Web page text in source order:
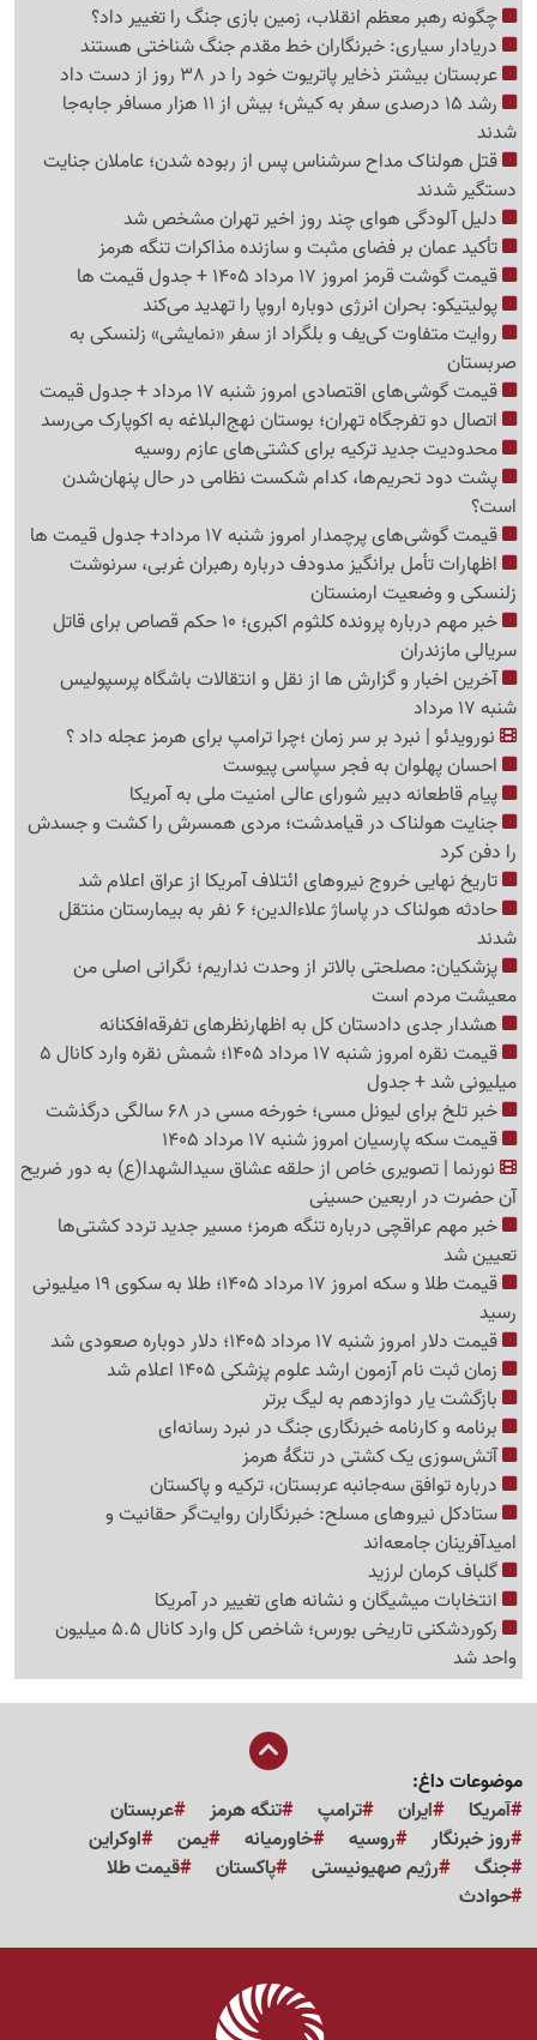
چگونه رهبر معظم انقلاب، زمین بازی جنگ را تغییر داد؟
دریادار سیاری: خبرنگاران خط مقدم جنگ شناختی هستند
عربستان بیشتر ذخایر پاتریوت خود را در 38 روز از دست داد
رشد 15 درصدی سفر به کیش؛ بیش از 11 هزار مسافر جابه‌جا
شدند
قتل هولناک مداح سرشناس پس از ربوده شدن؛ عاملان جنایت
دستگیر شدند
دلیل آلودگی هوای چند روز اخیر تهران مشخص شد
تأکید عمان بر فضای مثبت و سازنده مذاکرات تنگه هرمز
قیمت گوشت قرمز امروز 17 مرداد 1405 + جدول قیمت ها
پولیتیکو: بحران انرژی دوباره اروپا را تهدید می‌کند
روایت متفاوت کی‌یف و بلگراد از سفر «نمایشی» زلنسکی به
صربستان
قیمت گوشی‌های اقتصادی امروز شنبه 17 مرداد + جدول قیمت
اتصال دو تفرجگاه تهران؛ بوستان نهج‌البلاغه به اکوپارک می‌رسد
محدودیت جدید ترکیه برای کشتی‌های عازم روسیه
پشت دود تحریم‌ها، کدام شکست نظامی در حال پنهان‌شدن
است؟
قیمت گوشی‌های پرچمدار امروز شنبه 17 مرداد+ جدول قیمت ها
اظهارات تأمل برانگیز مدودف درباره رهبران غربی، سرنوشت
زلنسکی و وضعیت ارمنستان
خبر مهم درباره پرونده کلثوم اکبری؛ 10 حکم قصاص برای قاتل
سریالی مازندران
آخرین اخبار و گزارش ها از نقل و انتقالات باشگاه پرسپولیس
شنبه 17 مرداد
نورویدئو | نبرد بر سر زمان ؛چرا ترامپ برای هرمز عجله داد ؟
احسان پهلوان به فجر سپاسی پیوست
پیام قاطعانه دبیر شورای عالی امنیت ملی به آمریکا
جنایت هولناک در قیامدشت؛ مردی همسرش را کشت و جسدش
را دفن کرد
تاریخ نهایی خروج نیروهای ائتلاف آمریکا از عراق اعلام شد
حادثه هولناک در پاساژ علاءالدین؛ 6 نفر به بیمارستان منتقل
شدند
پزشکیان: مصلحتی بالاتر از وحدت نداریم؛ نگرانی اصلی من
معیشت مردم است
هشدار جدی دادستان کل به اظهارنظرهای تفرقه‌افکنانه
قیمت نقره امروز شنبه 17 مرداد 1405؛ شمش نقره وارد کانال 5
میلیونی شد + جدول
خبر تلخ برای لیونل مسی؛ خورخه مسی در 68 سالگی درگذشت
قیمت سکه پارسیان امروز شنبه 17 مرداد 1405
نورنما | تصویری خاص از حلقه عشاق سیدالشهدا(ع) به دور ضریح
آن حضرت در اربعین حسینی
خبر مهم عراقچی درباره تنگه هرمز؛ مسیر جدید تردد کشتی‌ها
تعیین شد
قیمت طلا و سکه امروز 17 مرداد 1405؛ طلا به سکوی 19 میلیونی
رسید
قیمت دلار امروز شنبه 17 مرداد 1405؛ دلار دوباره صعودی شد
زمان ثبت نام آزمون ارشد علوم پزشکی 1405 اعلام شد
بازگشت یار دوازدهم به لیگ برتر
برنامه و کارنامه خبرنگاری جنگ در نبرد رسانه‌ای
آتش‌سوزی یک کشتی در تنگهٔ هرمز
درباره توافق سه‌جانبه عربستان، ترکیه و پاکستان
ستادکل نیروهای مسلح: خبرنگاران روایت‌گر حقانیت و
امیدآفرینان جامعه‌اند
گلباف کرمان لرزید
انتخابات میشیگان و نشانه های تغییر در آمریکا
رکوردشکنی تاریخی بورس؛ شاخص کل وارد کانال 5.5 میلیون
واحد شد
موضوعات داغ:
آمریکا
ایران ترامپ تنگه هرمز
عربستان
روز خبرنگار
روسیه خاورمیانه یمن
اوکراین
جنگ
رژیم صهیونیستی پاکستان
قیمت طلا
حوادث